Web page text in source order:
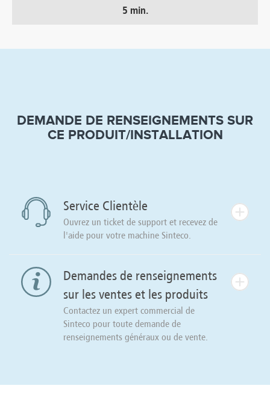
5 min.
DEMANDE DE RENSEIGNEMENTS SUR
CE PRODUIT/INSTALLATION
Service Clientèle
Ouvrez un ticket de support et recevez de
l'aide pour votre machine Sinteco.
Demandes de renseignements
sur les ventes et les produits
Contactez un expert commercial de
Sinteco pour toute demande de
renseignements généraux ou de vente.